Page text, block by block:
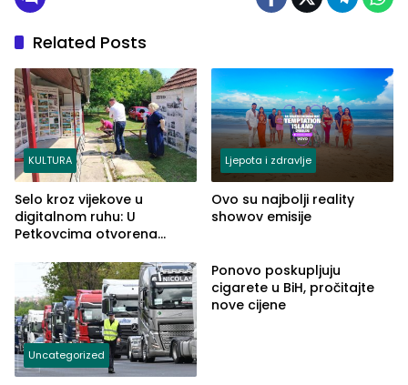
Related Posts
KULTURA
Selo kroz vijekove u
digitalnom ruhu: U
Petkovcima otvorena
Ljepota i zdravlje
Ovo su najbolji reality
showov emisije
Uncategorized
Ponovo poskupljuju
cigarete u BiH, pročitajte
nove cijene